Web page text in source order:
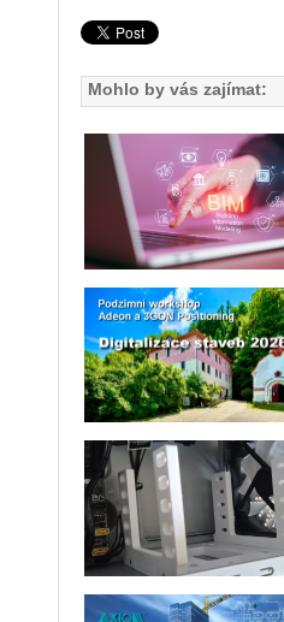
Mohlo by vás zajímat: